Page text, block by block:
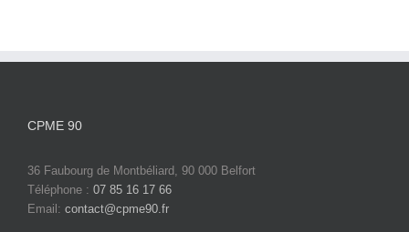
CPME 90
36 Faubourg de Montbéliard, 90 000 Belfort
Téléphone : 07 85 16 17 66
Email: contact@cpme90.fr